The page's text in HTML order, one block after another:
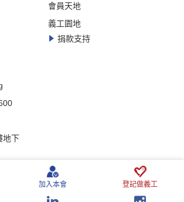
加入本會 登記做義工
會員天地
義工園地
捐款支持
地下
疾病聯盟有限公司版權所有
Cookie 政策聲明